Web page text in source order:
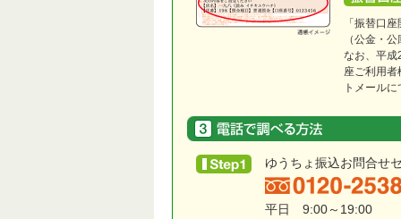
「振替口
（公金・
なお、平成
座ご利用
トメール
ゆうちょ振込お問合せ
平日 9:00～19:00